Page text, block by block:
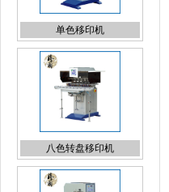
八色转盘移印机
六色转盘移印机